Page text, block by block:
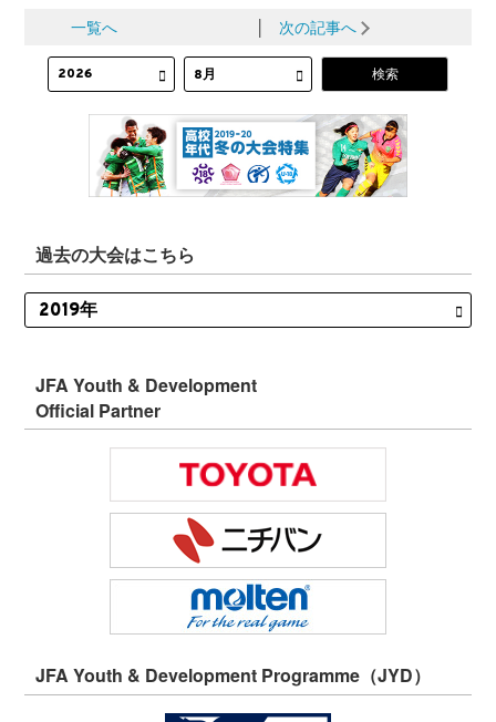
一覧へ 次の記事へ
過去の大会はこちら
JFA Youth & Development
Official Partner
JFA Youth & Development Programme（JYD）